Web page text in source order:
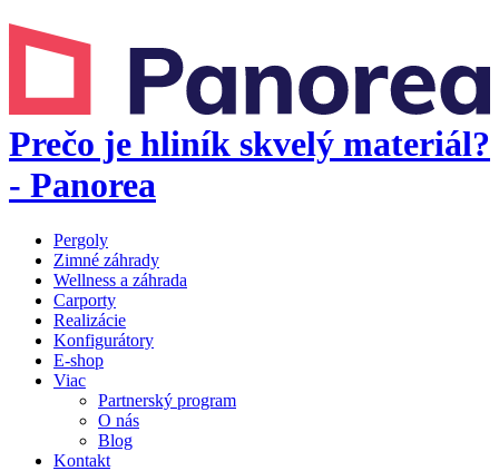
Prečo je hliník skvelý materiál?
- Panorea
Pergoly
Zimné záhrady
Wellness a záhrada
Carporty
Realizácie
Konfigurátory
E-shop
Viac
Partnerský program
O nás
Blog
Kontakt